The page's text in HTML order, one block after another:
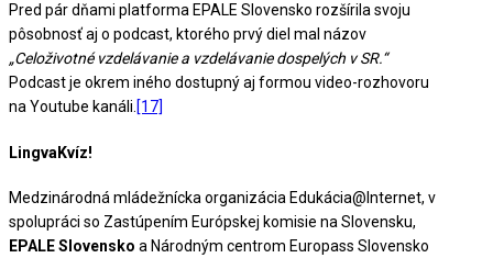
Pred pár dňami platforma EPALE Slovensko rozšírila svoju
pôsobnosť aj o podcast, ktorého prvý diel mal názov
„Celoživotné vzdelávanie a vzdelávanie dospelých v SR.“
Podcast je okrem iného dostupný aj formou video-rozhovoru
na Youtube kanáli. [17]
LingvaKvíz!
Medzinárodná mládežnícka organizácia Edukácia@Internet, v
spolupráci so Zastúpením Európskej komisie na Slovensku,
EPALE Slovensko a Národným centrom Europass Slovensko